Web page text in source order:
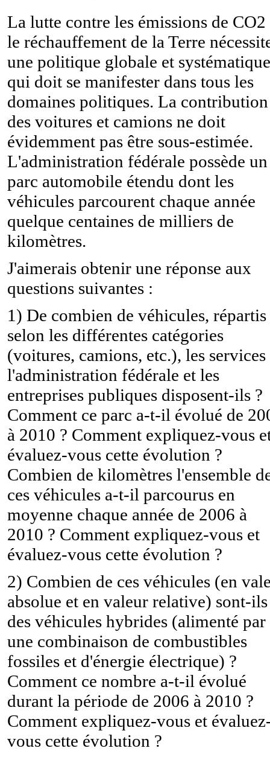
La lutte contre les émissions de CO2
le réchauffement de la Terre
une politique globale et
qui doit se manifester dans tous les
domaines politiques. La contribution
des voitures et camions ne doit
évidemment pas être sous-estimée.
L'administration fédérale possède un
parc automobile étendu dont les
véhicules parcourent chaque année
quelque centaines de milliers de
kilomètres.
J'aimerais obtenir une réponse aux
questions suivantes :
1) De combien de véhicules, répartis
selon les différentes catégories
(voitures, camions, etc.), les services
l'administration fédérale et les
entreprises publiques disposent-ils ?
Comment ce parc a-t-il évolué de
à 2010 ? Comment expliquez-vous
évaluez-vous cette évolution ?
Combien de kilomètres l'ensemble
ces véhicules a-t-il parcourus en
moyenne chaque année de 2006 à
2010 ? Comment expliquez-vous et
évaluez-vous cette évolution ?
2) Combien de ces véhicules (en
absolue et en valeur relative) sont-ils
des véhicules hybrides (alimenté par
une combinaison de combustibles
fossiles et d'énergie électrique) ?
Comment ce nombre a-t-il évolué
durant la période de 2006 à 2010 ?
Comment expliquez-vous et
vous cette évolution ?